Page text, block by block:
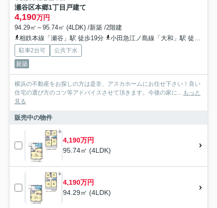
瀬谷区本郷1丁目戸建て
4,190万円
94.29㎡～95.74㎡ (4LDK) /新築 /2階建
相鉄本線「瀬谷」駅 徒歩19分
小田急江ノ島線「大和」駅 徒歩29分
駐車2台可
公共下水
新築
横浜の不動産をお探しの方は是非、アスカホームにお任せ下さい！良い
住宅の選び方のコツ等アドバイスさせて頂きます。今後の家に... もっと
見る
販売中の物件
4,190万円
95.74㎡ (4LDK)
4,190万円
94.29㎡ (4LDK)